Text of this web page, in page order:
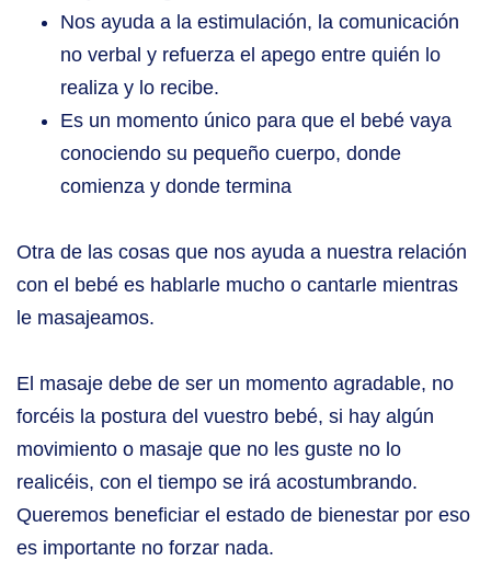
Nos ayuda a la estimulación, la comunicación
no verbal y refuerza el apego entre quién lo
realiza y lo recibe.
Es un momento único para que el bebé vaya
conociendo su pequeño cuerpo, donde
comienza y donde termina
Otra de las cosas que nos ayuda a nuestra relación
con el bebé es hablarle mucho o cantarle mientras
le masajeamos.
El masaje debe de ser un momento agradable, no
forcéis la postura del vuestro bebé, si hay algún
movimiento o masaje que no les guste no lo
realicéis, con el tiempo se irá acostumbrando.
Queremos beneficiar el estado de bienestar por eso
es importante no forzar nada.